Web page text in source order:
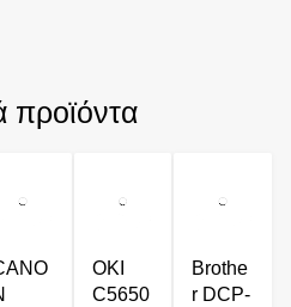
προϊόντα
OKI
C5650
Brothe
r DCP-